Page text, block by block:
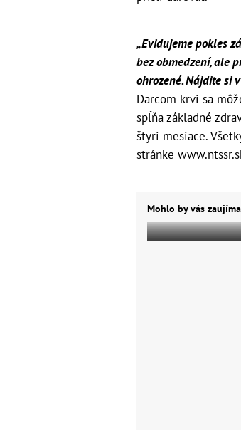
„Evidujeme pokles
bez obmedzení, ale
ohrozené. Nájdite si
Darcom krvi sa
spĺňa základné
štyri mesiace.
stránke
Mohlo by vás